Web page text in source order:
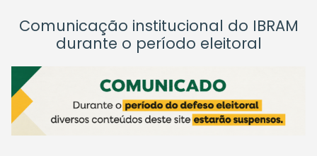
Comunicação institucional do IBRAM
durante o período eleitoral